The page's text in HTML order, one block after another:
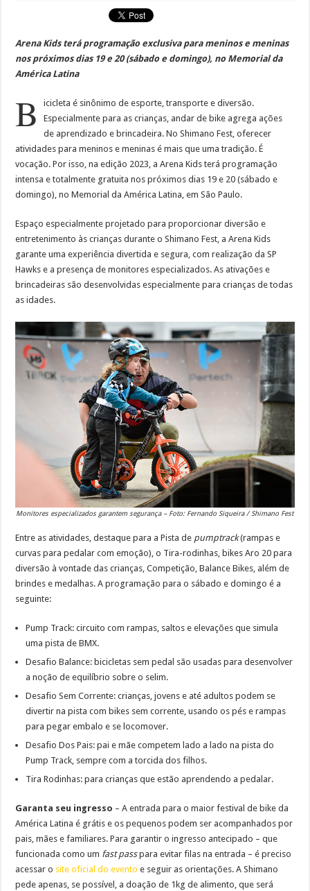
Arena Kids terá programação exclusiva para meninos e meninas
nos próximos dias 19 e 20 (sábado e domingo), no Memorial da
América Latina
B
icicleta é sinônimo de esporte, transporte e diversão.
Especialmente para as crianças, andar de bike agrega ações
de aprendizado e brincadeira. No Shimano Fest, oferecer
atividades para meninos e meninas é mais que uma tradição. É
vocação. Por isso, na edição 2023, a Arena Kids terá programação
intensa e totalmente gratuita nos próximos dias 19 e 20 (sábado e
domingo), no Memorial da América Latina, em São Paulo.
Espaço especialmente projetado para proporcionar diversão e
entretenimento às crianças durante o Shimano Fest, a Arena Kids
garante uma experiência divertida e segura, com realização da SP
Hawks e a presença de monitores especializados. As ativações e
brincadeiras são desenvolvidas especialmente para crianças de todas
as idades.
Monitores especializados garantem segurança – Foto: Fernando Siqueira / Shimano Fest
Entre as atividades, destaque para a Pista de pumptrack(rampas e
curvas para pedalar com emoção), o Tira-rodinhas, bikes Aro 20 para
diversão à vontade das crianças, Competição, Balance Bikes, além de
brindes e medalhas. A programação para o sábado e domingo é a
seguinte:
Pump Track: circuito com rampas, saltos e elevações que simula
uma pista de BMX.
Desafio Balance: bicicletas sem pedal são usadas para desenvolver
a noção de equilíbrio sobre o selim.
Desafio Sem Corrente: crianças, jovens e até adultos podem se
divertir na pista com bikes sem corrente, usando os pés e rampas
para pegar embalo e se locomover.
Desafio Dos Pais: pai e mãe competem lado a lado na pista do
Pump Track, sempre com a torcida dos filhos.
Tira Rodinhas: para crianças que estão aprendendo a pedalar.
Garanta seu ingresso – A entrada para o maior festival de bike da
América Latina é grátis e os pequenos podem ser acompanhados por
pais, mães e familiares. Para garantir o ingresso antecipado – que
funcionada como um fast passpara evitar filas na entrada – é preciso
acessar o site oficial do evento e seguir as orientações. A Shimano
pede apenas, se possível, a doação de 1kg de alimento, que será